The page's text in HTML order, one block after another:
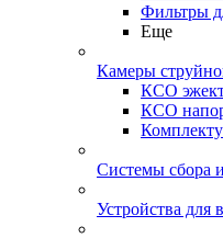
Фильтры
Еще
Камеры
КСО
КСО
Системы сбора
Устройства для